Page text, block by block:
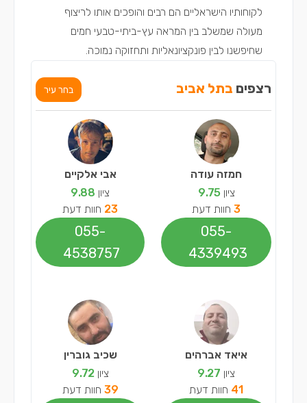
לקוחותיו הישראליים הם רבים והופכים אותו לריצוף
מעולה שמשלב בין המראה עץ-ביתי-טבעי חמים
שחיפשנו לבין פונקציונאליות ותחזוקה נמוכה.
רצפים בתל אביב בחר עיר
חמזה עודה
ציון 9.75
3 חוות דעת
055-
4339493
איאד אברהים
ציון 9.27
41 חוות דעת
אבי אלקיים
ציון 9.88
23 חוות דעת
055-
4538757
שכיב גוברין
ציון 9.72
39 חוות דעת